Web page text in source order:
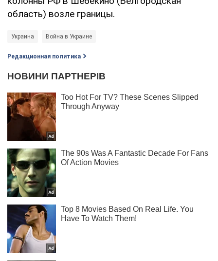
область) возле границы.
Украина Война в Украине
Редакционная политика